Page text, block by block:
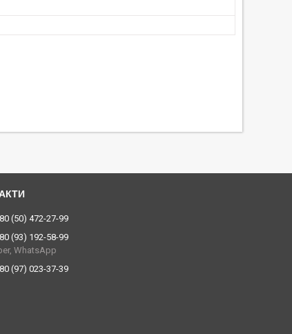
(50) 472-27-99
(93) 192-58-99
WhatsApp
(97) 023-37-39